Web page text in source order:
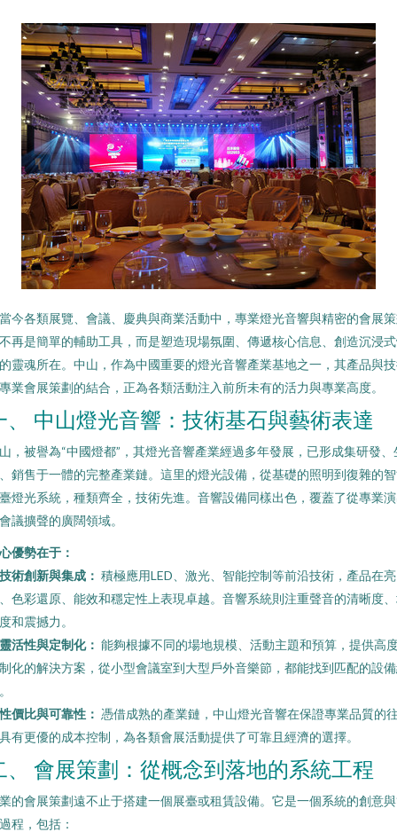
今各類展覽、會議、慶典與商業活動中，專業燈光音響與精密的會展
再是簡單的輔助工具，而是塑造現場氛圍、傳遞核心信息、創造沉浸
靈魂所在。中山，作為中國重要的燈光音響產業基地之一，其產品與
業會展策劃的結合，正為各類活動注入前所未有的活力與專業高度。
、 中山燈光音響：技術基石與藝術表達
，被譽為“中國燈都”，其燈光音響產業經過多年發展，已形成集研發、
銷售于一體的完整產業鏈。這里的燈光設備，從基礎的照明到復雜的
燈光系統，種類齊全，技術先進。音響設備同樣出色，覆蓋了從專業
議擴聲的廣闊領域。
優勢在于：
技術創新與集成： 積極應用LED、激光、智能控制等前沿技術，產品在亮
色彩還原、能效和穩定性上表現卓越。音響系統則注重聲音的清晰度
和震撼力。
靈活性與定制化： 能夠根據不同的場地規模、活動主題和預算，提供高
化的解決方案，從小型會議室到大型戶外音樂節，都能找到匹配的設
性價比與可靠性： 憑借成熟的產業鏈，中山燈光音響在保證專業品質的
有更優的成本控制，為各類會展活動提供了可靠且經濟的選擇。
、 會展策劃：從概念到落地的系統工程
的會展策劃遠不止于搭建一個展臺或租賃設備。它是一個系統的創意
程，包括：